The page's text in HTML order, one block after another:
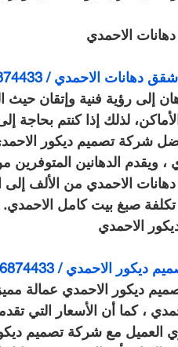
الاحمدي
الاحمدي / 66874433 / خدمة 24 ساعة
إلى رؤية فنية وإتقان حيث
لذلك إذا كنتم بحاجة
شركة تصميم ديكور
، ويقدم الدهانين
الاحمدي من الألف إلى
صبغ بيت كامل الاحمدي.
الاحمدي
/ 66874433 / خدمة 24 ساعة
ديكور الاحمدي عمالة
، كما أن الأسعار التي
العميل مع شركة تصميم